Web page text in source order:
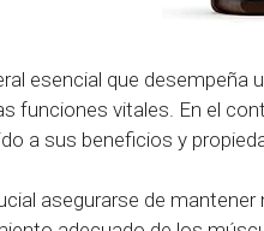
esencial que
funciones vitales. En el
a sus beneficios y
asegurarse de